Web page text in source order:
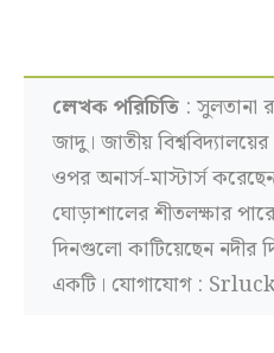
লেখক পরিচিতি : সুলতানা
জাদু। জাতীয়
ওপর অনার্স-মাস্টার্স
ঘোড়াশালের শীতলক্ষার
দিনগুলো কাটিয়েছেন নদীর
একটি। যোগাযোগ :